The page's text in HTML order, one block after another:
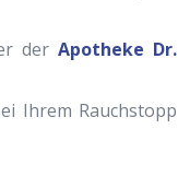
derApotheke Dr.
Ihrem Rauchstopp